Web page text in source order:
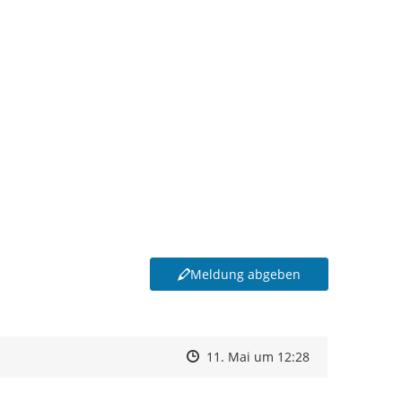
Meldung abgeben
Zeitpunkt des Erstellens
Zeitpunkt des Erstellens
11. Mai um 12:28Zur Äußerung